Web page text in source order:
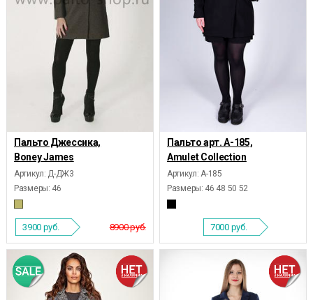
Пальто Джессика,
Boney James
Артикул: Д-ДЖ3
Размеры: 46
8900 руб.
3900 руб.
Пальто арт. А-185,
Amulet Collection
Артикул: А-185
Размеры: 46 48 50 52
7000 руб.